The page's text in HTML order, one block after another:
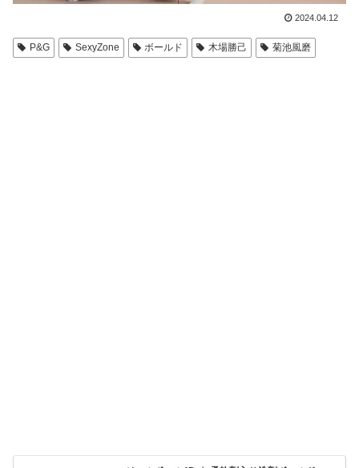
2024.04.12
P&G SexyZone ボールド 木場勝己 菊池風磨